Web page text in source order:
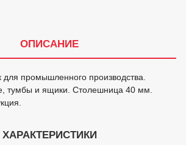
ОПИСАНИЕ
промышленного производства.
тумбы и ящики. Столешница 40 мм.
ХАРАКТЕРИСТИКИ